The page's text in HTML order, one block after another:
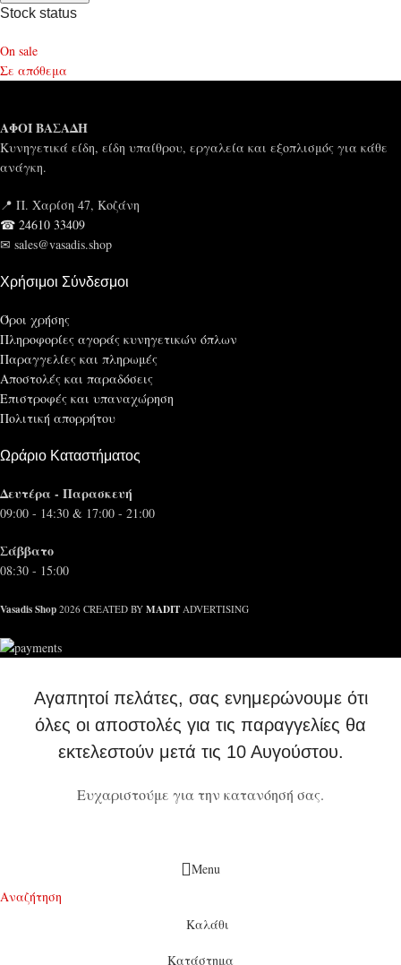
Stock status
On sale
Σε απόθεμα
ΑΦΟΙ ΒΑΣΑΔΗ
Κυνηγετικά είδη, είδη υπαίθρου, εργαλεία και εξοπλισμός για κάθε
ανάγκη.
📍 Π. Χαρίση 47, Κοζάνη
☎ 24610 33409
✉ sales@vasadis.shop
Χρήσιμοι Σύνδεσμοι
Όροι χρήσης
Πληροφορίες αγοράς κυνηγετικών όπλων
Παραγγελίες και πληρωμές
Αποστολές και παραδόσεις
Επιστροφές και υπαναχώρηση
Πολιτική απορρήτου
Ωράριο Καταστήματος
Δευτέρα - Παρασκευή
09:00 - 14:30 & 17:00 - 21:00
Σάββατο
08:30 - 15:00
Vasadis Shop 2026 CREATED BY MADIT ADVERTISING
Αγαπητοί πελάτες, σας ενημερώνουμε ότι
όλες οι αποστολές για τις παραγγελίες θα
εκτελεστούν μετά τις 10 Αυγούστου.
Ευχαριστούμε για την κατανόησή σας.
Menu
Αναζήτηση
Καλάθι
Κατάστημα